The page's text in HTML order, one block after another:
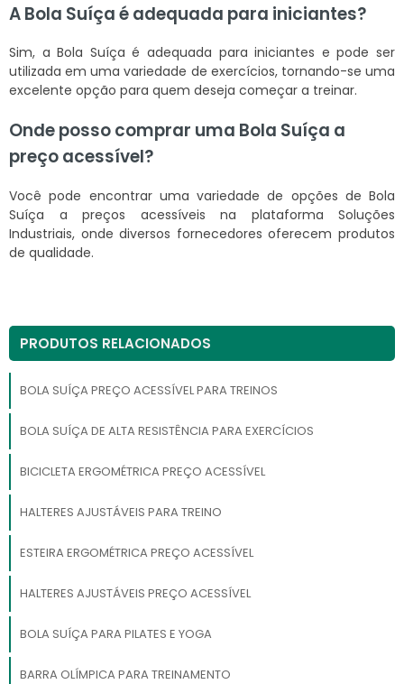
A Bola Suíça é adequada para iniciantes?
Sim, a Bola Suíça é adequada para iniciantes e pode ser
utilizada em uma variedade de exercícios, tornando-se uma
excelente opção para quem deseja começar a treinar.
Onde posso comprar uma Bola Suíça a
preço acessível?
Você pode encontrar uma variedade de opções de Bola
Suíça a preços acessíveis na plataforma Soluções
Industriais, onde diversos fornecedores oferecem produtos
de qualidade.
PRODUTOS RELACIONADOS
BOLA SUÍÇA PREÇO ACESSÍVEL PARA TREINOS
BOLA SUÍÇA DE ALTA RESISTÊNCIA PARA EXERCÍCIOS
BICICLETA ERGOMÉTRICA PREÇO ACESSÍVEL
HALTERES AJUSTÁVEIS PARA TREINO
ESTEIRA ERGOMÉTRICA PREÇO ACESSÍVEL
HALTERES AJUSTÁVEIS PREÇO ACESSÍVEL
BOLA SUÍÇA PARA PILATES E YOGA
BARRA OLÍMPICA PARA TREINAMENTO